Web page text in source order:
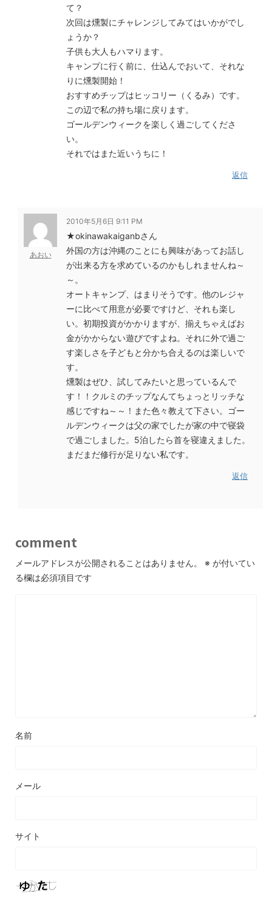
て？
次回は燻製にチャレンジしてみてはいかがでし
ょうか？
子供も大人もハマります。
キャンプに行く前に、仕込んでおいて、それな
りに燻製開始！
おすすめチップはヒッコリー（くるみ）です。
この辺で私の持ち場に戻ります。
ゴールデンウィークを楽しく過ごしてくださ
い。
それではまた近いうちに！
返信
あおい
2010年5月6日 9:11 PM
★okinawakaiganbさん
外国の方は沖縄のことにも興味があってお話し
が出来る方を求めているのかもしれませんね～
～。
オートキャンプ、はまりそうです。他のレジャ
ーに比べて用意が必要ですけど、それも楽し
い。初期投資がかかりますが、揃えちゃえばお
金がかからない遊びですよね。それに外で過ご
す楽しさを子どもと分かち合えるのは楽しいで
す。
燻製はぜひ、試してみたいと思っているんで
す！！クルミのチップなんてちょっとリッチな
感じですね～～！また色々教えて下さい。ゴー
ルデンウィークは父の家でしたが家の中で寝袋
で過ごしました。5泊したら首を寝違えました。
まだまだ修行が足りない私です。
返信
comment
メールアドレスが公開されることはありません。 ※ が付いてい
る欄は必須項目です
名前
メール
サイト